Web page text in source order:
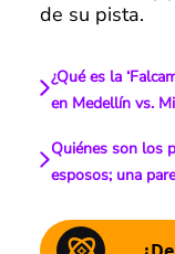
de su pista.
¿Qué es la
en Medellín vs.
Quiénes son los
esposos; una